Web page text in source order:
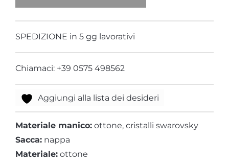
pantera
testa
SPEDIZIONE in 5 gg lavorativi
Chiamaci: +39 0575 498562
Aggiungi alla lista dei desideri
Materiale manico: ottone, cristalli swarovsky
Sacca: nappa
Materiale: ottone